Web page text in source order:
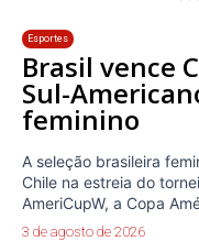
Esportes
Brasil vence
Sul-
feminino
A seleção brasileira
Chile na estreia do
AmeriCupW, a Copa
3 de agosto de 2026